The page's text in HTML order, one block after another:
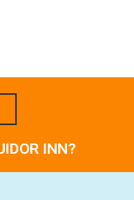
INN?